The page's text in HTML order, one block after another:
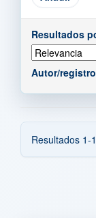
Resultados
Autor/registro
Resultados 1-